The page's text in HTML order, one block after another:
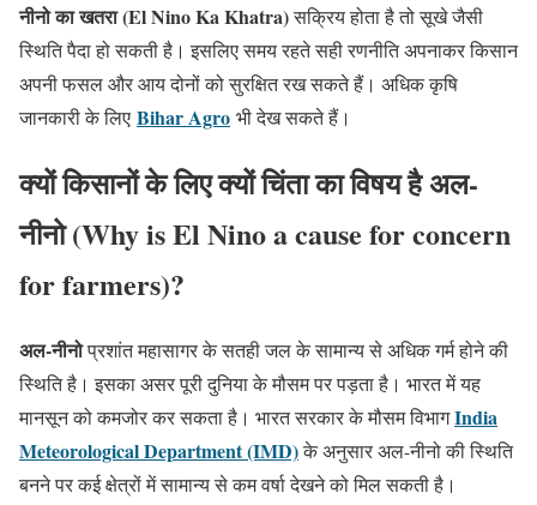
नीनो का खतरा(El Nino Ka Khatra)सक्रिय होता है तो सूखे जैसी
स्थिति पैदा हो सकती है। इसलिए समय रहते सही रणनीति अपनाकर किसान
अपनी फसल और आय दोनों को सुरक्षित रख सकते हैं। अधिक कृषि
जानकारी के लिए Bihar Agro भी देख सकते हैं।
क्योंकिसानों के लिए क्यों चिंता का विषय हैअल-
नीनो(Why is El Nino a cause for concern
for farmers)?
अल-नीनोप्रशांत महासागर के सतही जल के सामान्य से अधिक गर्म होने की
स्थिति है। इसका असर पूरी दुनिया के मौसम पर पड़ता है। भारत में यह
मानसून को कमजोर कर सकता है। भारत सरकार के मौसम विभागIndia
Meteorological Department (IMD)के अनुसार अल-नीनो की स्थिति
बनने पर कई क्षेत्रों में सामान्य से कम वर्षा देखने को मिल सकती है।